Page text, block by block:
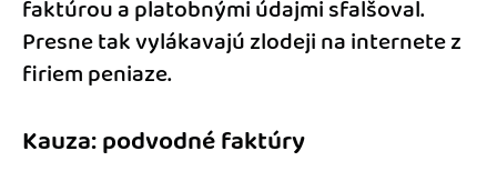
faktúrou a platobnými údajmi sfalšoval.
Presne tak vylákavajú zlodeji na internete z
firiem peniaze.
Kauza: podvodné faktúry